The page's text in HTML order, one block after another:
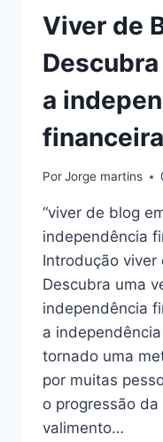
Viver de
a
PorJorge martins
“viver de blog
independência
Introdução
Descubra uma
independência
a
tornado uma
por muitas
o progressão
valimento…